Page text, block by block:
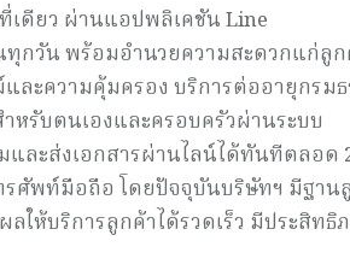
เดียว ผ่านแอปพลิเคชัน Line
กวัน พร้อมอำนวยความสะดวกแก่ลูก
ละความคุ้มครอง บริการต่ออายุกรม
รับตนเองและครอบครัวผ่านระบบ
และส่งเอกสารผ่านไลน์ได้ทันทีตลอด
ทรศัพท์มือถือ โดยปัจจุบันบริษัทฯ มีฐาน
ให้บริการลูกค้าได้รวดเร็ว มีประสิทธิ